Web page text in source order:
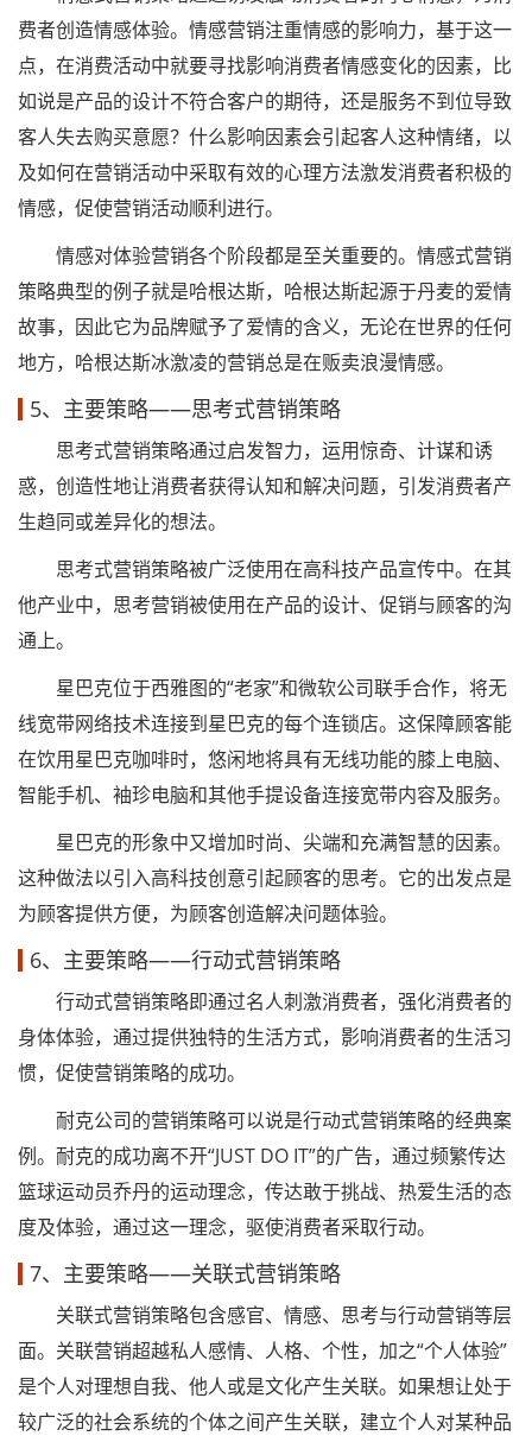
费者创造情感体验。情感营销注重情感的影响力，基于这一
点，在消费活动中就要寻找影响消费者情感变化的因素，比
如说是产品的设计不符合客户的期待，还是服务不到位导致
客人失去购买意愿？什么影响因素会引起客人这种情绪，以
及如何在营销活动中采取有效的心理方法激发消费者积极的
情感，促使营销活动顺利进行。
情感对体验营销各个阶段都是至关重要的。情感式营销
策略典型的例子就是哈根达斯，哈根达斯起源于丹麦的爱情
故事，因此它为品牌赋予了爱情的含义，无论在世界的任何
地方，哈根达斯冰激凌的营销总是在贩卖浪漫情感。
5、主要策略——思考式营销策略
思考式营销策略通过启发智力，运用惊奇、计谋和诱
惑，创造性地让消费者获得认知和解决问题，引发消费者产
生趋同或差异化的想法。
思考式营销策略被广泛使用在高科技产品宣传中。在其
他产业中，思考营销被使用在产品的设计、促销与顾客的沟
通上。
星巴克位于西雅图的“老家”和微软公司联手合作，将无
线宽带网络技术连接到星巴克的每个连锁店。这保障顾客能
在饮用星巴克咖啡时，悠闲地将具有无线功能的膝上电脑、
智能手机、袖珍电脑和其他手提设备连接宽带内容及服务。
星巴克的形象中又增加时尚、尖端和充满智慧的因素。
这种做法以引入高科技创意引起顾客的思考。它的出发点是
为顾客提供方便，为顾客创造解决问题体验。
6、主要策略——行动式营销策略
行动式营销策略即通过名人刺激消费者，强化消费者的
身体体验，通过提供独特的生活方式，影响消费者的生活习
惯，促使营销策略的成功。
耐克公司的营销策略可以说是行动式营销策略的经典案
例。耐克的成功离不开“JUST DO IT”的广告，通过频繁传达
篮球运动员乔丹的运动理念，传达敢于挑战、热爱生活的态
度及体验，通过这一理念，驱使消费者采取行动。
7、主要策略——关联式营销策略
关联式营销策略包含感官、情感、思考与行动营销等层
面。关联营销超越私人感情、人格、个性，加之“个人体验”
是个人对理想自我、他人或是文化产生关联。如果想让处于
较广泛的社会系统的个体之间产生关联，建立个人对某种品